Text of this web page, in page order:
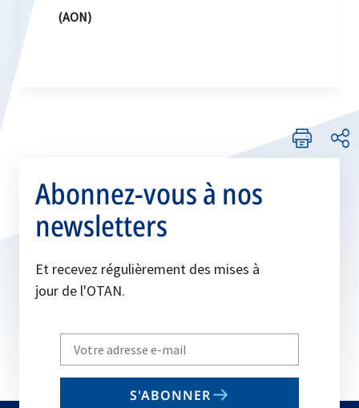
(AON)
Abonnez-vous à nos
newsletters
Et recevez régulièrement des mises à
jour de l'OTAN.
Write
your
email
S'ABONNER